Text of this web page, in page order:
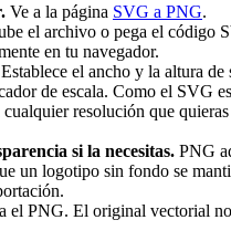
Ve a la página SVG a PNG.
el archivo o pega el código
en tu navegador.
Establece el ancho y la altura de
de escala. Como el SVG
cualquier resolución que
si la necesitas. PNG
un logotipo sin fondo se
el PNG. El original vectorial